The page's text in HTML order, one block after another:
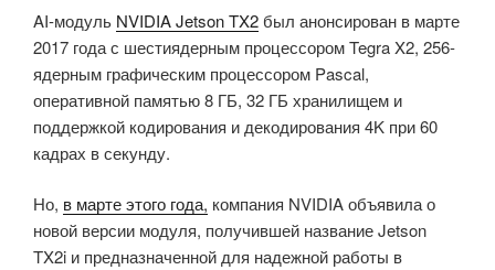
AI-модуль NVIDIA Jetson TX2 был анонсирован в марте
2017 года с шестиядерным процессором Tegra X2, 256-
ядерным графическим процессором Pascal,
оперативной памятью 8 ГБ, 32 ГБ хранилищем и
поддержкой кодирования и декодирования 4K при 60
кадрах в секунду.
Но, в марте этого года, компания NVIDIA объявила о
новой версии модуля, получившей название Jetson
TX2i и предназначенной для надежной работы в